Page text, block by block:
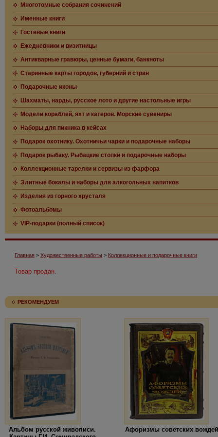
Многотомные собрания сочинений
Именные книги
Гостевые книги
Ежедневники и визитницы
Антикварные гравюры, ценные бумаги, банкноты
Старинные карты городов, губерний и стран
Подарочные иконы
Шахматы, нарды, русское лото и другие настольные игры
Модели кораблей, яхт и катеров. Морские сувениры
Наборы для пикника в кейсах
Подарок охотнику. Охотничьи чарки и подарочные наборы
Подарок рыбаку. Рыбацкие стопки и подарочные наборы
Коллекционные тарелки и сервизы из фарфора
Элитные бокалы и наборы для алкогольных напитков
Изделия из горного хрусталя
Фотоальбомы
VIP-подарки (полный список)
Главная > Художественные работы > Коллекционные и подарочные книги
Товар продан.
РЕКОМЕНДУЕМ
Альбом русской живописи.
Афоризмы советских вождей